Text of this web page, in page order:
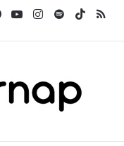
FacebookYouTubeInstagram
SpotifyTikTok